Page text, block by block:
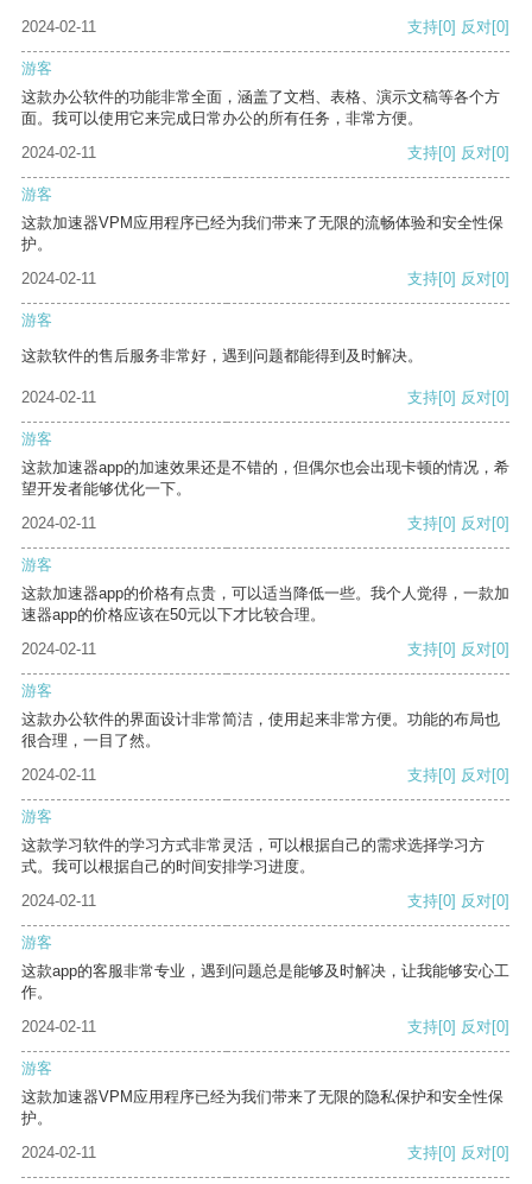
2024-02-11
支持[0] 反对[0]
游客
这款办公软件的功能非常全面，涵盖了文档、表格、演示文稿等各个方
面。我可以使用它来完成日常办公的所有任务，非常方便。
2024-02-11
支持[0] 反对[0]
游客
这款加速器VPM应用程序已经为我们带来了无限的流畅体验和安全性保
护。
2024-02-11
支持[0] 反对[0]
游客
这款软件的售后服务非常好，遇到问题都能得到及时解决。
2024-02-11 支持[0] 反对[0]
游客
这款加速器app的加速效果还是不错的，但偶尔也会出现卡顿的情况，希
望开发者能够优化一下。
2024-02-11
支持[0] 反对[0]
游客
这款加速器app的价格有点贵，可以适当降低一些。我个人觉得，一款加
速器app的价格应该在50元以下才比较合理。
2024-02-11
支持[0] 反对[0]
游客
这款办公软件的界面设计非常简洁，使用起来非常方便。功能的布局也
很合理，一目了然。
2024-02-11
支持[0] 反对[0]
游客
这款学习软件的学习方式非常灵活，可以根据自己的需求选择学习方
式。我可以根据自己的时间安排学习进度。
2024-02-11
支持[0] 反对[0]
游客
这款app的客服非常专业，遇到问题总是能够及时解决，让我能够安心工
作。
2024-02-11
支持[0] 反对[0]
游客
这款加速器VPM应用程序已经为我们带来了无限的隐私保护和安全性保
护。
2024-02-11
支持[0] 反对[0]